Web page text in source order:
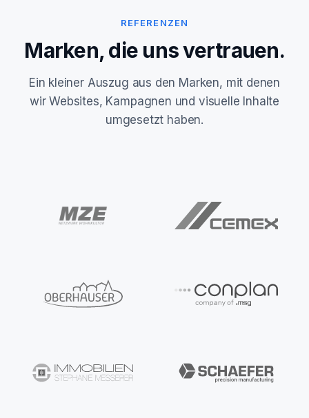
REFERENZEN
Marken, die uns vertrauen.
Ein kleiner Auszug aus den Marken, mit denen
wir Websites, Kampagnen und visuelle Inhalte
umgesetzt haben.